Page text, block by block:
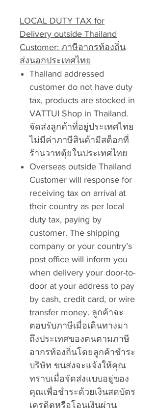
LOCAL DUTY TAX for
Delivery outside Thailand
Customer: ภาษีอากรท้องถิ่น
ส่งนอกประเทศไทย
Thailand addressed
customer do not have duty
tax, products are stocked in
VATTUI Shop in Thailand.
จัดส่งลูกค้าที่อยู่ประเทศไทย
ไม่มีค่าภาษีสินค้ามีสต็อกที่
ร้านวาทตุ้ยในประเทศไทย
Overseas outside Thailand
Customer will response for
receiving tax on arrival at
their country as per local
duty tax, paying by
customer. The shipping
company or your country’s
post office will inform you
when delivery your door-to-
door at your address to pay
by cash, credit card, or wire
transfer money. ลูกค้าจะ
ตอบรับภาษีเมื่อเดินทางมา
ถึงประเทศของตนตามภาษี
อากรท้องถิ่นโดยลูกค้าชำระ
บริษัท ขนส่งจะแจ้งให้คุณ
ทราบเมื่อจัดส่งแบบอยู่ของ
คุณเพื่อชำระด้วยเงินสดบัตร
เครดิตหรือโอนเงินผ่าน